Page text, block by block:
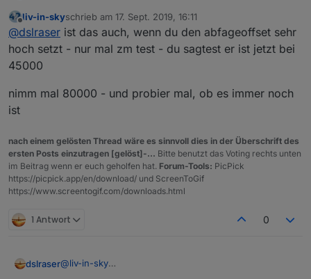
Die Anzahl schwankt ja nicht nur um einen oder zwei,
sondern manchmal um die ganze Anzahl
angemeldeter Clients an einem oder sogar an zwei AP
zwische z.B. 7 und kurz drauf 15 oder 24(24 sind alle)
Bei letzter Wechsel stehen dann auch die Geräte
Schwer zu erklären...
Offline
liv-in-skyschrieb am 17. Sept. 2019, 16:11
zuletzt editiert von
@dslraser ist das auch, wenn du den abfageoffset sehr
hoch setzt - nur mal zm test - du sagtest er ist jetzt bei
45000
nimm mal 80000 - und probier mal, ob es immer noch
ist
nach einem gelösten Thread wäre es sinnvoll dies in der Überschrift des
ersten Posts einzutragen [gelöst]-... Bitte benutzt das Voting rechts unten
im Beitrag wenn er euch geholfen hat. Forum-Tools: PicPick
https://picpick.app/en/download/ und ScreenToGif
https://www.screentogif.com/downloads.html
1 Antwort 0
dslraser@liv-in-sky